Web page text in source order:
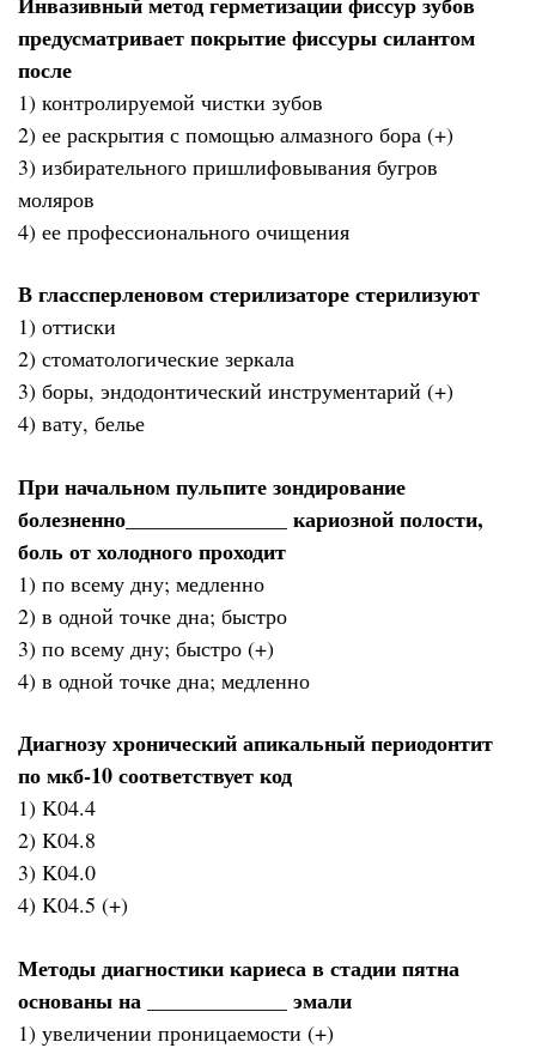
предусматривает покрытие фиссуры силантом
после
1) контролируемой чистки зубов
2) ее раскрытия с помощью алмазного бора (+)
3) избирательного пришлифовывания бугров
моляров
4) ее профессионального очищения
В глассперленовом стерилизаторе стерилизуют
1) оттиски
2) стоматологические зеркала
3) боры, эндодонтический инструментарий (+)
4) вату, белье
При начальном пульпите зондирование
болезненно_______________ кариозной полости,
боль от холодного проходит
1) по всему дну; медленно
2) в одной точке дна; быстро
3) по всему дну; быстро (+)
4) в одной точке дна; медленно
Диагнозу хронический апикальный периодонтит
по мкб-10 соответствует код
1) K04.4
2) K04.8
3) K04.0
4) K04.5 (+)
Методы диагностики кариеса в стадии пятна
основаны на _____________ эмали
1) увеличении проницаемости (+)